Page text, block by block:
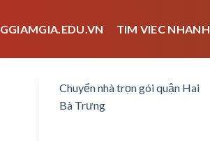
TIM VIEC NHANH
Chuyển nhà trọn gói quận Hai
Bà Trưng